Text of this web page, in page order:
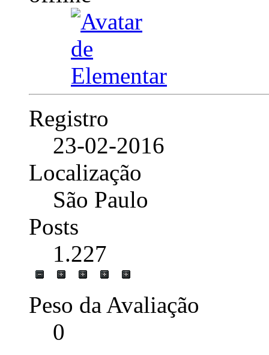
Registro
23-02-2016
Localização
São Paulo
Posts
1.227
Peso da Avaliação
0